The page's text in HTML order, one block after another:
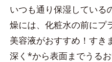
いつも通り保湿している
燥には、化粧水の前にプ
美容液がおすすめ！すき
深く*から表面までうる